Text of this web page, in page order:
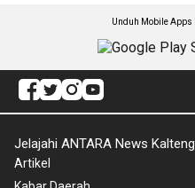
Unduh Mobile Apps
Jelajahi ANTARA News Kalteng
Artikel